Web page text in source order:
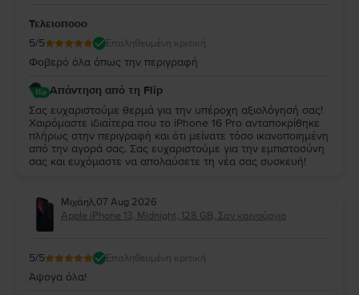
Τελειοποοο
5/5 Επαληθευμένη κριτική
Φοβερό όλα όπως την περιγραφή
Απάντηση από τη Flip
Σας ευχαριστούμε θερμά για την υπέροχη αξιολόγησή σας!
Χαιρόμαστε ιδιαίτερα που το iPhone 16 Pro ανταποκρίθηκε
πλήρως στην περιγραφή και ότι μείνατε τόσο ικανοποιημένη
από την αγορά σας. Σας ευχαριστούμε για την εμπιστοσύνη
σας και ευχόμαστε να απολαύσετε τη νέα σας συσκευή!
Μιχάηλ,07 Aug 2026
Apple iPhone 13, Midnight, 128 GB, Σαν καινούργιο
5/5 Επαληθευμένη κριτική
Άψογα όλα!